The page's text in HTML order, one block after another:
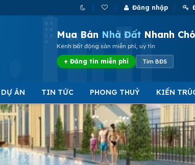
Đăng nhập
Mua Bán Nhà Đất Nhanh
Kênh bất động sản miễn phí, uy tín
+ Đăng tin miễn phí Tìm BĐS
DỰ ÁN TIN TỨC PHONG THUỶ KIẾN